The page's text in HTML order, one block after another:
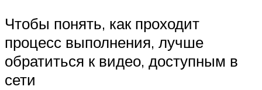
Чтобы понять, как проходит
процесс выполнения, лучше
обратиться к видео, доступным в
сети